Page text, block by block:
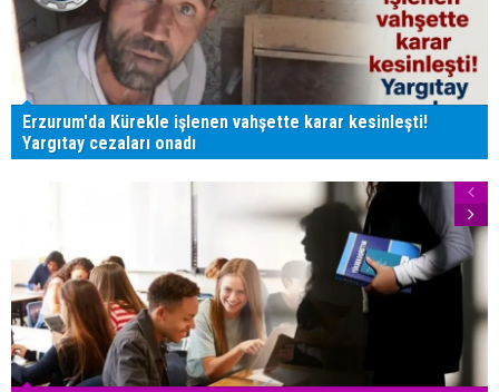
Erzurum'da Kürekle işlenen vahşette karar kesinleşti!
Yargıtay cezaları onadı